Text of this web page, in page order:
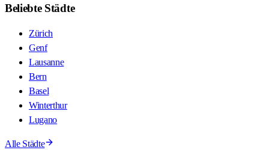
Beliebte Städte
Zürich
Genf
Lausanne
Bern
Basel
Winterthur
Lugano
Alle Städte